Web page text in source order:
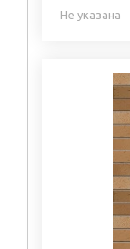
Не указана